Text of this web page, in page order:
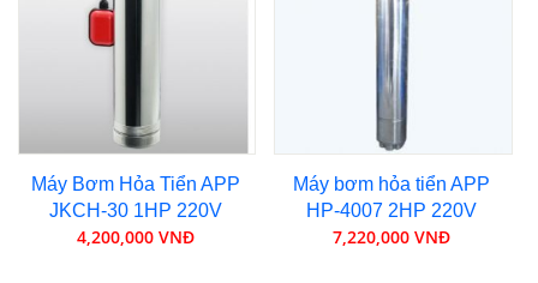
Máy Bơm Hỏa Tiển APP
JKCH-30 1HP 220V
4,200,000 VNĐ
Máy bơm hỏa tiển APP
HP-4007 2HP 220V
7,220,000 VNĐ